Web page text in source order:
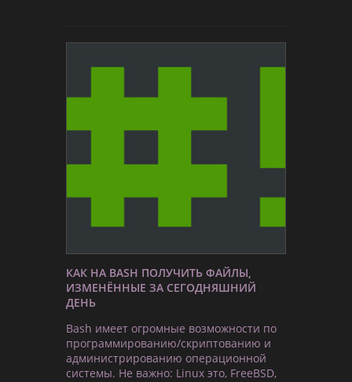
КАК НА BASH ПОЛУЧИТЬ ФАЙЛЫ,
ИЗМЕНЁННЫЕ ЗА СЕГОДНЯШНИЙ
ДЕНЬ
Bash имеет огромные возможности по
программированию/скриптованию и
администрированию операционной
системы. Не важно: Linux это, FreeBSD,